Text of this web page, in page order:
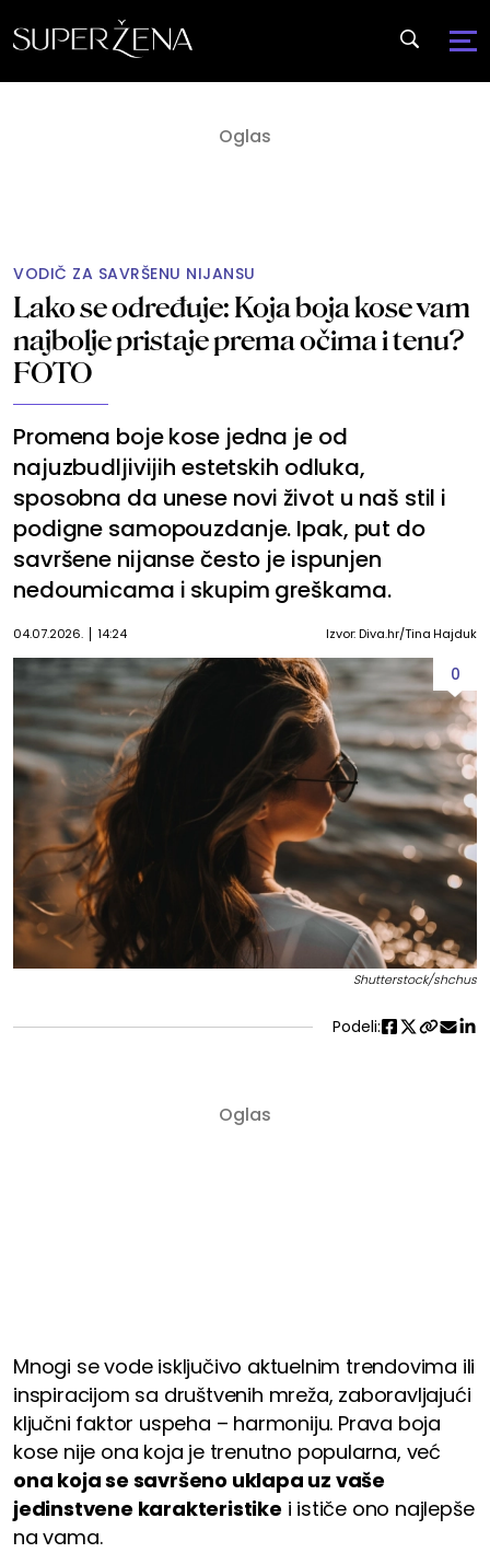
VODIČ ZA SAVRŠENU NIJANSU
Lako se određuje: Koja boja kose vam
najbolje pristaje prema očima i tenu?
FOTO
Promena boje kose jedna je od
najuzbudljivijih estetskih odluka,
sposobna da unese novi život u naš stil i
podigne samopouzdanje. Ipak, put do
savršene nijanse često je ispunjen
nedoumicama i skupim greškama.
04.07.2026. 14:24 Izvor: Diva.hr/Tina Hajduk
0
Shutterstock/shchus
Podeli:
Mnogi se vode isključivo aktuelnim trendovima ili
inspiracijom sa društvenih mreža, zaboravljajući
ključni faktor uspeha – harmoniju. Prava boja
kose nije ona koja je trenutno popularna, već
ona koja se savršeno uklapa uz vaše
jedinstvene karakteristike i ističe ono najlepše
na vama.